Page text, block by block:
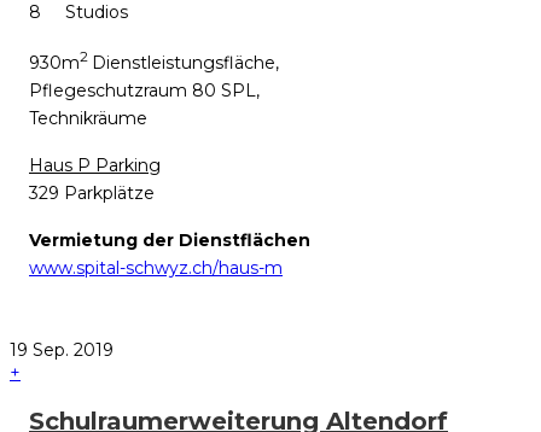
8 Studios
930m2 Dienstleistungsfläche,
Pflegeschutzraum 80 SPL,
Technikräume
Haus P Parking
329 Parkplätze
Vermietung der Dienstflächen
www.spital-schwyz.ch/haus-m
19 Sep. 2019
+
Schulraumerweiterung Altendorf